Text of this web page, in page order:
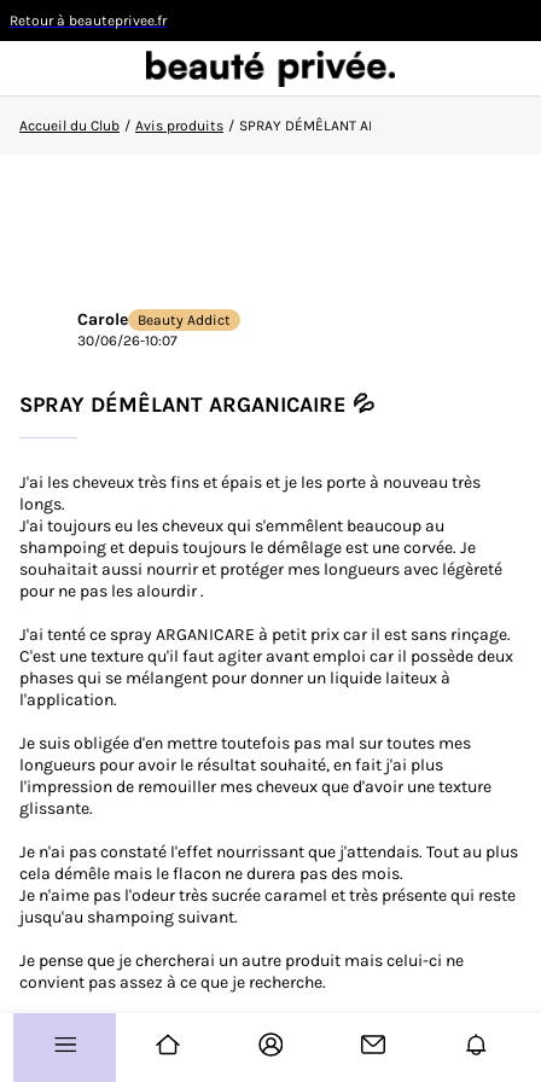
Retour à beauteprivee.fr
Visiteur
faire vos premiers pas ici !
ACCUEIL DU CLUB
ACTUALITÉS
Vos coups de coeur
Avis produits
Concours
Test produits
Plus d'infos sur le Club ?
Allo le Club ?
Guide de démarrage
Paramètre des cookies
Plan de site
CGU
Charte Communautaire
Accueil du Club / Avis produits / SPRAY DÉMÊLANT ARGANICAIRE 💦​
Carole
Beauty Addict
30/06/26-10:07
SPRAY DÉMÊLANT ARGANICAIRE 💦​
J'ai les cheveux très fins et épais et je les porte à nouveau très
longs.
J'ai toujours eu les cheveux qui s'emmêlent beaucoup au
shampoing et depuis toujours le démêlage est une corvée. Je
souhaitait aussi nourrir et protéger mes longueurs avec légèreté
pour ne pas les alourdir .
J'ai tenté ce spray ARGANICARE à petit prix car il est sans rinçage.
C'est une texture qu'il faut agiter avant emploi car il possède deux
phases qui se mélangent pour donner un liquide laiteux à
l'application.
Je suis obligée d'en mettre toutefois pas mal sur toutes mes
longueurs pour avoir le résultat souhaité, en fait j'ai plus
l'impression de remouiller mes cheveux que d'avoir une texture
glissante.
Je n'ai pas constaté l'effet nourrissant que j'attendais. Tout au plus
cela démêle mais le flacon ne durera pas des mois.
Je n'aime pas l'odeur très sucrée caramel et très présente qui reste
jusqu'au shampoing suivant.
Je pense que je chercherai un autre produit mais celui-ci ne
convient pas assez à ce que je recherche.